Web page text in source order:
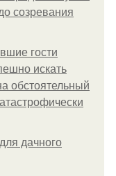
созревания
гости
искать
обстоятельный
дачного